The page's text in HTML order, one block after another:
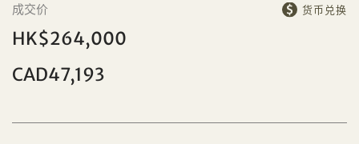
成交价 货币兑换
HK$264,000
CAD47,193